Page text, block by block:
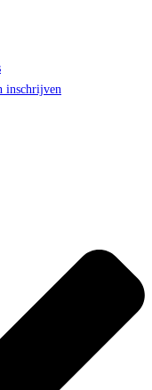
inschrijven